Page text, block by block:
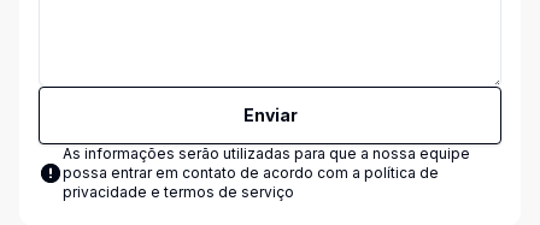
Enviar
As informações serão utilizadas para que a nossa equipe
possa entrar em contato de acordo com a política de
privacidade e termos de serviço